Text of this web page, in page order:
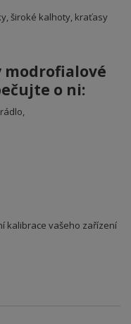
široké kalhoty, kraťasy
modrofialové
o ni:
kalibrace vašeho zařízení